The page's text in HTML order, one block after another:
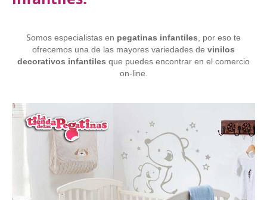
Somos especialistas en pegatinas infantiles , por eso te
ofrecemos una de las mayores variedades de vinilos
decorativos infantiles que puedes encontrar en el comercio
on-line.